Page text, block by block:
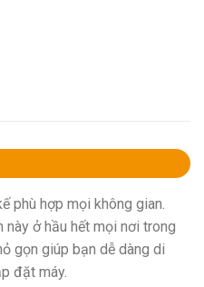
phù hợp mọi không gian.
này ở hầu hết mọi nơi trong
gọn giúp bạn dễ dàng di
đặt máy.